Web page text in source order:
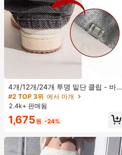
4개/12개/24개 투명 밑단 클립 - 바지
밑단 끌림 방지를 위한 심리스 무봉제
조절기, 의류 수선 및 깔끔한 바지 길
이 맞춤을 위한 숨겨진 밑단 조절 클립
(랜덤 색상)
#2 TOP 3위 에서 마개
2.4k+ 판매됨
1,675원 -24%